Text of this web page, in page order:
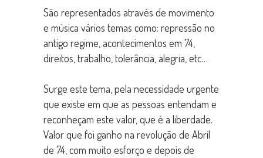
São representados através de movimento
e música vários temas como: repressão no
antigo regime, acontecimentos em 74,
direitos, trabalho, tolerância, alegria, etc…
Surge este tema, pela necessidade urgente
que existe em que as pessoas entendam e
reconheçam este valor, que é a liberdade.
Valor que foi ganho na revolução de Abril
de 74, com muito esforço e depois de